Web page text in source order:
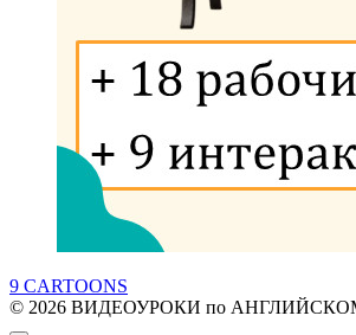
9 CARTOONS
© 2026 ВИДЕОУРОКИ по